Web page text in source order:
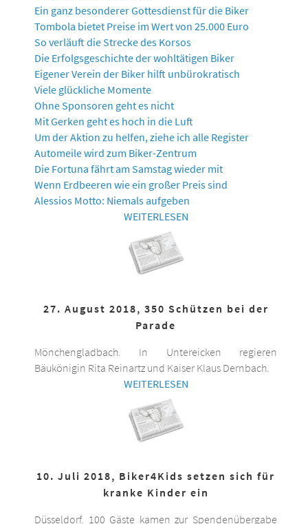
Ein ganz besonderer Gottesdienst für die Biker
Tombola bietet Preise im Wert von 25.000 Euro
So verläuft die Strecke des Korsos
Die Erfolgsgeschichte der wohltätigen Biker
Eigener Verein der Biker hilft unbürokratisch
Viele glückliche Momente
Ohne Sponsoren geht es nicht
Mit Gerken geht es hoch in die Luft
Um der Aktion zu helfen, ziehe ich alle Register
Automeile wird zum Biker-Zentrum
Die Fortuna fährt am Samstag wieder mit
Wenn Erdbeeren wie ein großer Preis sind
Alessios Motto: Niemals aufgeben
WEITERLESEN
27. August 2018, 350 Schützen bei der
Parade
Mönchengladbach. In Untereicken regieren
Bäukönigin Rita Reinartz und Kaiser Klaus Dernbach.
WEITERLESEN
10. Juli 2018, Biker4Kids setzen sich für
kranke Kinder ein
Düsseldorf. 100 Gäste kamen zur Spendenübergabe